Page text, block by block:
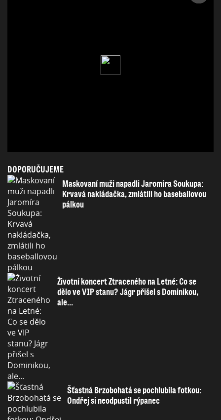
DOPORUČUJEME
Maskovaní muži napadli Jaromíra Soukupa:
Krvavá nakládačka, zmlátili ho baseballovou
pálkou
Životní koncert Ztraceného na Letné: Co se
dělo ve VIP stanu? Jágr přišel s Dominikou,
ale...
Šťastná Brzobohatá se pochlubila fotkou:
Ondřej si neodpustil rýpanec